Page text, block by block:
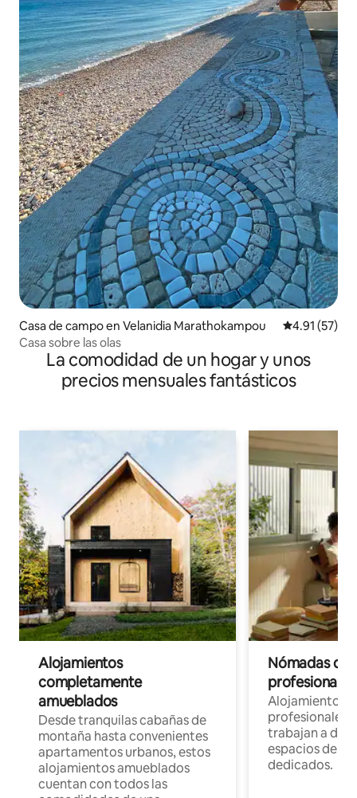
Casa de campo en Velanidia Marathokampou Calificación
4.91 (57)
Casa sobre las olas
La comodidad de un hogar y unos
precios mensuales fantásticos
Alojamientos
completamente
amueblados
Desde tranquilas cabañas de
montaña hasta convenientes
apartamentos urbanos, estos
alojamientos amueblados
cuentan con todos las
Nómadas
Alojamientos
profesionales
trabajan a
espacios de
dedicados.